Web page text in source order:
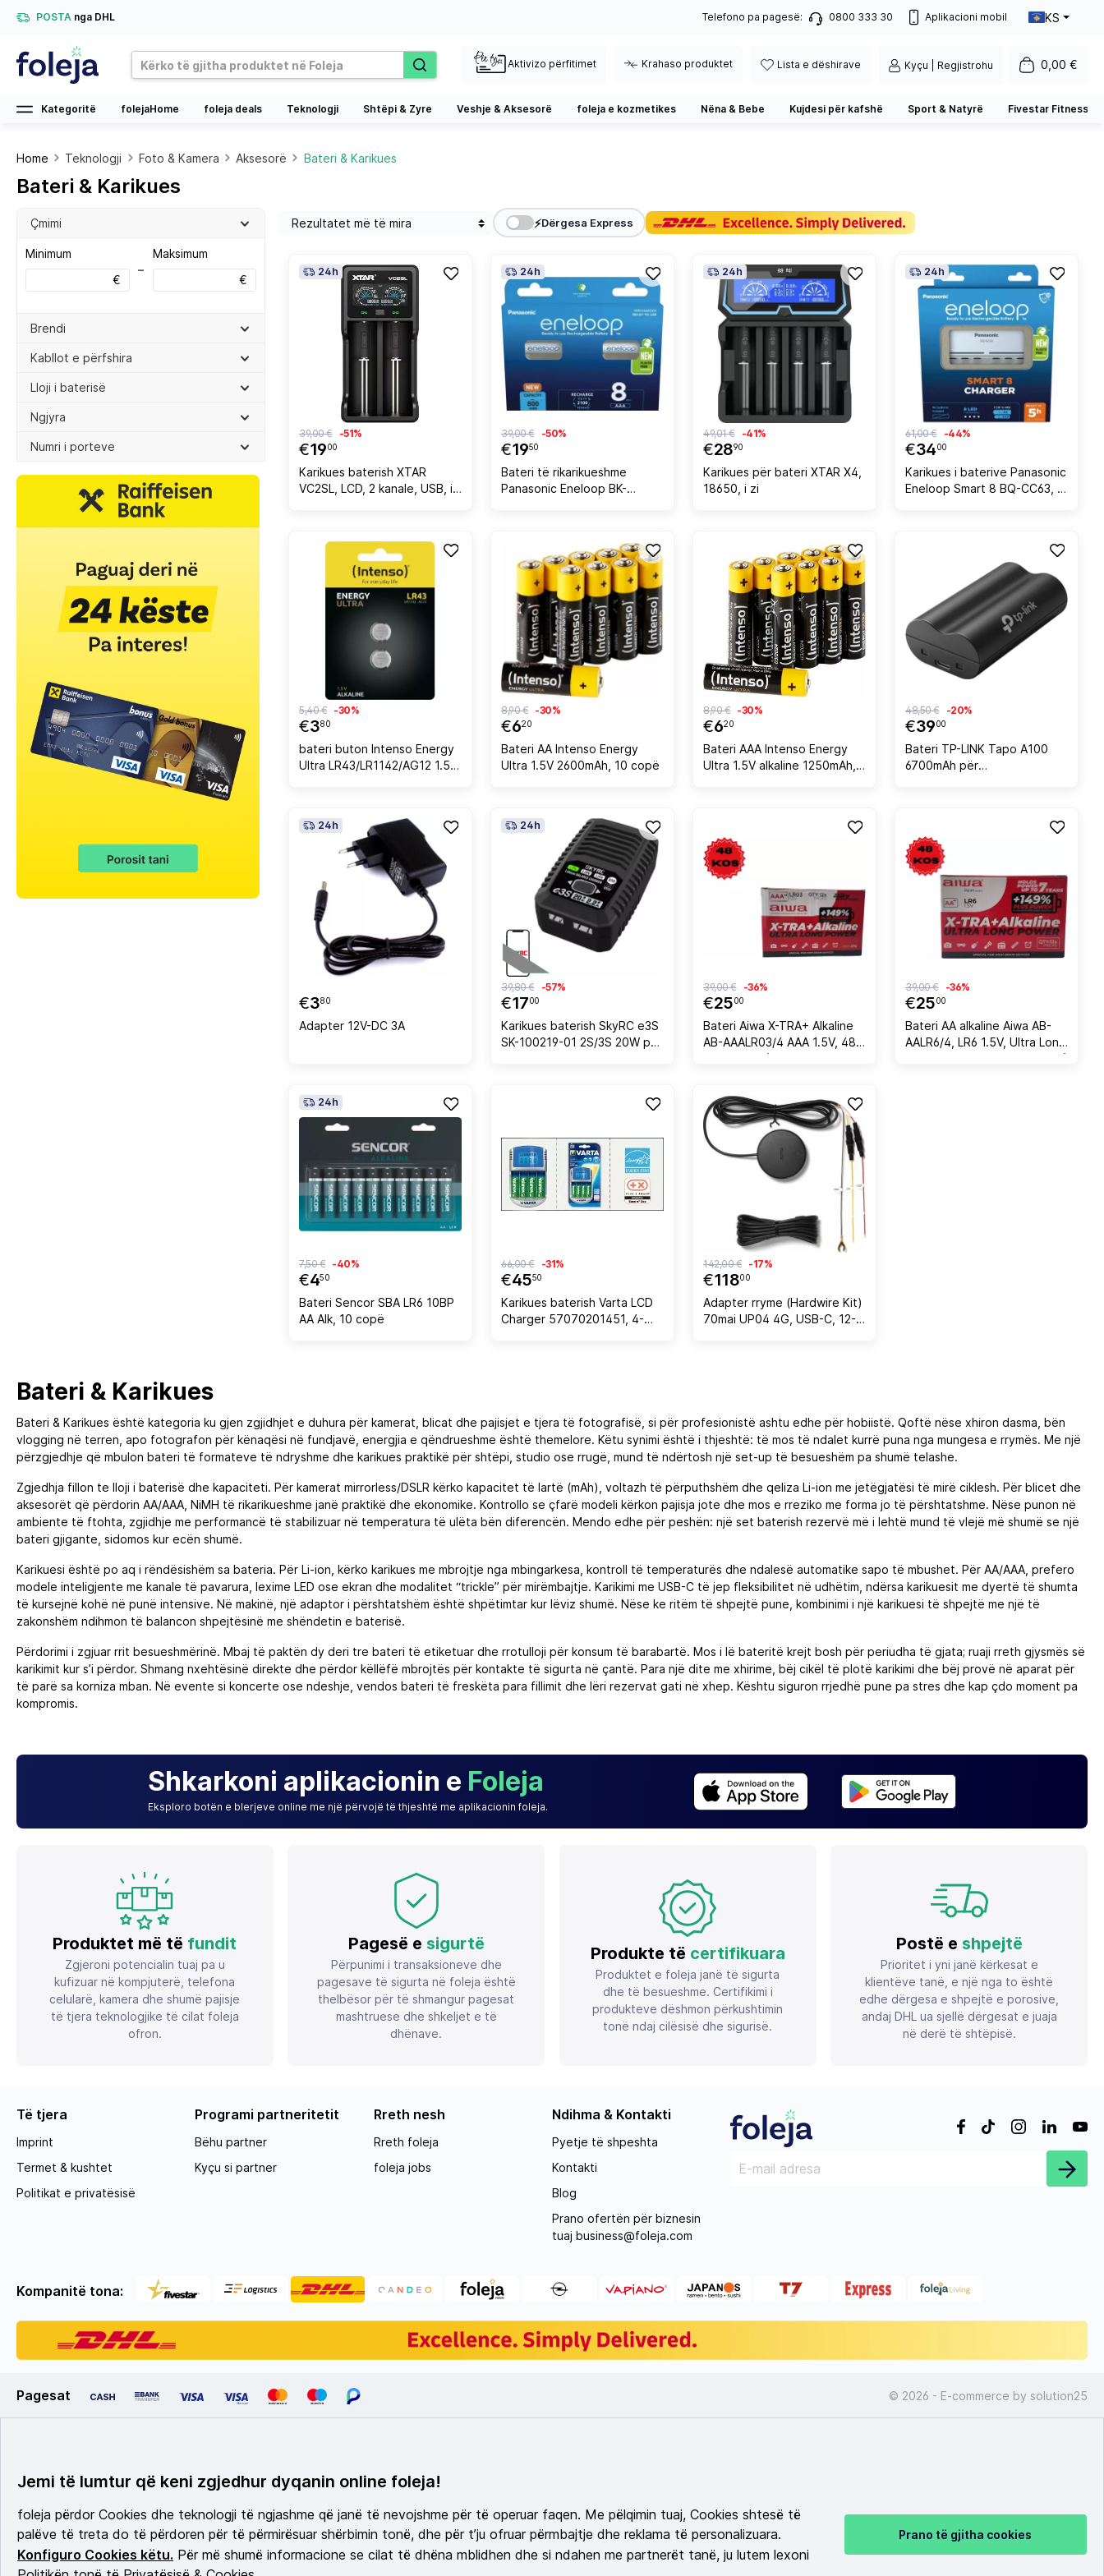
POSTA nga DHL Telefono pa pagesë: 0800 333 30 Aplikacioni mobil KS
Aktivizo përfitimet Krahaso produktet Lista e dëshirave Kyçu | Regjistrohu 0,00 €
Kategoritë folejaHome foleja deals Teknologji Shtëpi & Zyre Veshje & Aksesorë foleja e kozmetikes Nëna & Bebe Kujdesi për kafshë Sport & Natyrë Fivestar Fitness
Home Teknologji Foto & Kamera Aksesorë Bateri & Karikues
Bateri & Karikues
Brendi
Kabllot e përfshira
Lloji i baterisë
Ngjyra
Numri i porteve
Çmimi
Minimum
€
–
Maksimum
€
⚡Dërgesa Express
24h
€1900
39,00 € -51%
Karikues baterish XTAR
VC2SL, LCD, 2 kanale, USB, i
24h
€1950
39,00 € -50%
Bateri të rikarikueshme
Panasonic Eneloop BK-
24h
€2890
49,01 € -41%
Karikues për bateri XTAR X4,
18650, i zi
24h
€3400
61,00 € -44%
Karikues i baterive Panasonic
Eneloop Smart 8 BQ-CC63, i
€380
5,40 € -30%
bateri buton Intenso Energy
Ultra LR43/LR1142/AG12 1.5V
€620
8,90 € -30%
Bateri AA Intenso Energy
Ultra 1.5V 2600mAh, 10 copë
€620
8,90 € -30%
Bateri AAA Intenso Energy
Ultra 1.5V alkaline 1250mAh,
€3900
48,50 € -20%
Bateri TP-LINK Tapo A100
6700mAh për
24h
€380
Adapter 12V-DC 3A
24h
€1700
39,80 € -57%
Karikues baterish SkyRC e3S
SK-100219-01 2S/3S 20W për
€2500
39,00 € -36%
Bateri Aiwa X-TRA+ Alkaline
AB-AAALR03/4 AAA 1.5V, 48
copë (12x4)
€2500
39,00 € -36%
Bateri AA alkaline Aiwa AB-
AALR6/4, LR6 1.5V, Ultra Long
Power, paket 48 copë (12x4)
24h
€450
7,50 € -40%
Bateri Sencor SBA LR6 10BP
AA Alk, 10 copë
€4550
66,00 € -31%
Karikues baterish Varta LCD
Charger 57070201451, 4-
€11800
142,00 € -17%
Adapter rryme (Hardwire Kit)
70mai UP04 4G, USB-C, 12-
Bateri & Karikues
Bateri & Karikues është kategoria ku gjen zgjidhjet e duhura për kamerat, blicat dhe pajisjet e tjera të fotografisë, si për profesionistë ashtu edhe për hobiistë. Qoftë nëse xhiron dasma, bën
vlogging në terren, apo fotografon për kënaqësi në fundjavë, energjia e qëndrueshme është themelore. Këtu synimi është i thjeshtë: të mos të ndalet kurrë puna nga mungesa e rrymës. Me një
përzgjedhje që mbulon bateri të formateve të ndryshme dhe karikues praktikë për shtëpi, studio ose rrugë, mund të ndërtosh një set-up të besueshëm pa shumë telashe.
Zgjedhja fillon te lloji i baterisë dhe kapaciteti. Për kamerat mirrorless/DSLR kërko kapacitet të lartë (mAh), voltazh të përputhshëm dhe qeliza Li-ion me jetëgjatësi të mirë ciklesh. Për blicet dhe
aksesorët që përdorin AA/AAA, NiMH të rikarikueshme janë praktikë dhe ekonomike. Kontrollo se çfarë modeli kërkon pajisja jote dhe mos e rreziko me forma jo të përshtatshme. Nëse punon në
ambiente të ftohta, zgjidhje me performancë të stabilizuar në temperatura të ulëta bën diferencën. Mendo edhe për peshën: një set baterish rezervë më i lehtë mund të vlejë më shumë se një
bateri gjigante, sidomos kur ecën shumë.
Karikuesi është po aq i rëndësishëm sa bateria. Për Li-ion, kërko karikues me mbrojtje nga mbingarkesa, kontroll të temperaturës dhe ndalesë automatike sapo të mbushet. Për AA/AAA, prefero
modele inteligjente me kanale të pavarura, lexime LED ose ekran dhe modalitet “trickle” për mirëmbajtje. Karikimi me USB-C të jep fleksibilitet në udhëtim, ndërsa karikuesit me dyertë të shumta
të kursejnë kohë në punë intensive. Në makinë, një adaptor i përshtatshëm është shpëtimtar kur lëviz shumë. Nëse ke ritëm të shpejtë pune, kombinimi i një karikuesi të shpejtë me një të
zakonshëm ndihmon të balancon shpejtësinë me shëndetin e baterisë.
Përdorimi i zgjuar rrit besueshmërinë. Mbaj të paktën dy deri tre bateri të etiketuar dhe rrotulloji për konsum të barabartë. Mos i lë bateritë krejt bosh për periudha të gjata; ruaji rreth gjysmës së
karikimit kur s’i përdor. Shmang nxehtësinë direkte dhe përdor këllëfë mbrojtës për kontakte të sigurta në çantë. Para një dite me xhirime, bëj cikël të plotë karikimi dhe bëj provë në aparat për
të parë sa korniza mban. Në evente si koncerte ose ndeshje, vendos bateri të freskëta para fillimit dhe lëri rezervat gati në xhep. Kështu siguron rrjedhë pune pa stres dhe kap çdo moment pa
kompromis.
Shkarkoni aplikacionin e Foleja
Eksploro botën e blerjeve online me një përvojë të thjeshtë me aplikacionin foleja.
Produktet më të fundit
Zgjeroni potencialin tuaj pa u
kufizuar në kompjuterë, telefona
celularë, kamera dhe shumë pajisje
të tjera teknologjike të cilat foleja
ofron.
Pagesë e sigurtë
Përpunimi i transaksioneve dhe
pagesave të sigurta në foleja është
thelbësor për të shmangur pagesat
mashtruese dhe shkeljet e të
dhënave.
Produkte të certifikuara
Produktet e foleja janë të sigurta
dhe të besueshme. Certifikimi i
produkteve dëshmon përkushtimin
tonë ndaj cilësisë dhe sigurisë.
Postë e shpejtë
Prioritet i yni janë kërkesat e
klientëve tanë, e një nga to është
edhe dërgesa e shpejtë e porosive,
andaj DHL ua sjellë dërgesat e juaja
në derë të shtëpisë.
Të tjera
Imprint
Termet & kushtet
Politikat e privatësisë
Programi partneritetit
Bëhu partner
Kyçu si partner
Rreth nesh
Rreth foleja
foleja jobs
Ndihma & Kontakti
Pyetje të shpeshta
Kontakti
Blog
Prano ofertën për biznesin
tuaj business@foleja.com
Kompanitë tona:
Pagesat © 2026 - E-commerce by solution25
Jemi të lumtur që keni zgjedhur dyqanin online foleja!
foleja përdor Cookies dhe teknologji të ngjashme që janë të nevojshme për të operuar faqen. Me pëlqimin tuaj, Cookies shtesë të
palëve të treta do të përdoren për të përmirësuar shërbimin tonë, dhe për t’ju ofruar përmbajtje dhe reklama të personalizuara.
Konfiguro Cookies këtu. Për më shumë informacione se cilat të dhëna mblidhen dhe si ndahen me partnerët tanë, ju lutem lexoni
Prano të gjitha cookies